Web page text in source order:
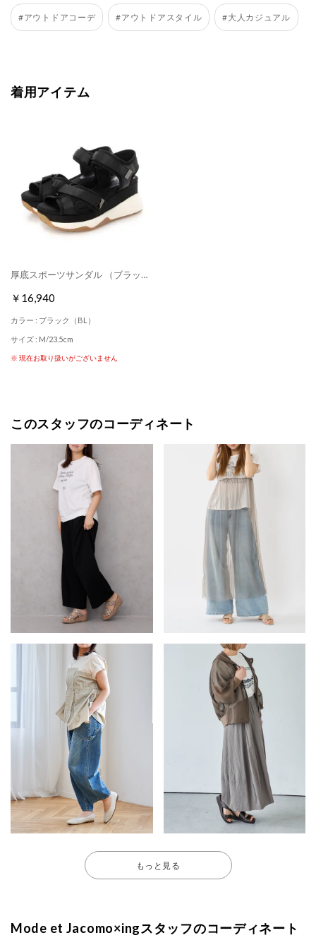
#アウトドアコーデ #アウトドアスタイル #大人カジュアル
着用アイテム
厚底スポーツサンダル （ブラック）
￥16,940
カラー : ブラック（BL）
サイズ : M/23.5cm
※ 現在お取り扱いがございません
このスタッフのコーディネート
もっと見る
Mode et Jacomo×ingスタッフのコーディネート